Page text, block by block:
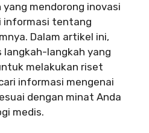
mendorong inovasi
informasi tentang
Dalam artikel ini,
langkah-langkah yang
melakukan riset
informasi mengenai
dengan minat Anda
medis.